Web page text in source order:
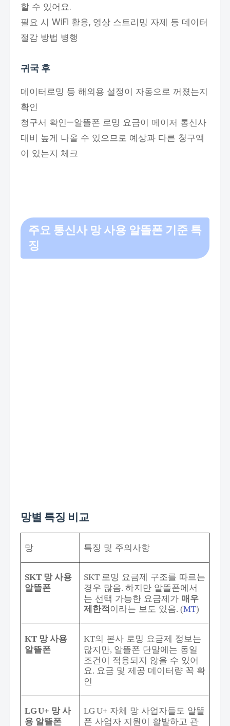
할 수 있어요.
필요 시 WiFi 활용, 영상 스트리밍 자제 등 데이터
절감 방법 병행
귀국 후
데이터로밍 등 해외용 설정이 자동으로 꺼졌는지
확인
청구서 확인—알뜰폰 로밍 요금이 메이저 통신사
대비 높게 나올 수 있으므로 예상과 다른 청구액
이 있는지 체크
주요 통신사 망 사용 알뜰폰 기준 특
징
망별 특징 비교
망 특징 및 주의사항
SKT 망 사용
알뜰폰
SKT 로밍 요금제 구조를 따르는
경우 많음. 하지만 알뜰폰에서
는 선택 가능한 요금제가 매우
제한적이라는 보도 있음. (MT)
KT 망 사용
알뜰폰
KT의 본사 로밍 요금제 정보는
많지만, 알뜰폰 단말에는 동일
조건이 적용되지 않을 수 있어
요. 요금 및 제공 데이터량 꼭 확
인
LGU+ 망 사
용 알뜰폰
LGU+ 자체 망 사업자들도 알뜰
폰 사업자 지원이 활발하고 관